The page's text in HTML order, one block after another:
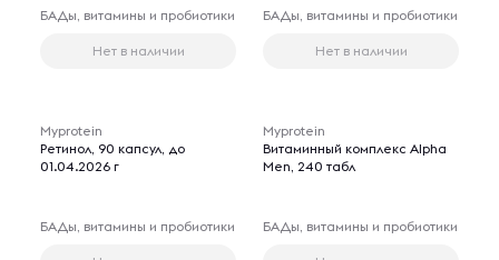
БАДы, витамины и пробиотики
Нет в наличии
БАДы, витамины и пробиотики
Нет в наличии
Myprotein
Ретинол, 90 капсул, до
01.04.2026 г
БАДы, витамины и пробиотики
Myprotein
Витаминный комплекс Alpha
Men, 240 табл
БАДы, витамины и пробиотики